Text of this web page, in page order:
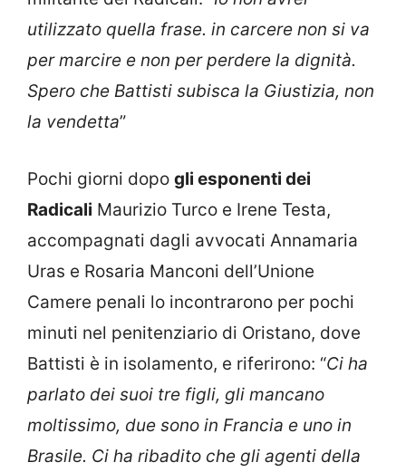
utilizzato quella frase. in carcere non si va
per marcire e non per perdere la dignità.
Spero che Battisti subisca la Giustizia, non
la vendetta”
Pochi giorni dopo gli esponenti dei
Radicali Maurizio Turco e Irene Testa,
accompagnati dagli avvocati Annamaria
Uras e Rosaria Manconi dell’Unione
Camere penali lo incontrarono per pochi
minuti nel penitenziario di Oristano, dove
Battisti è in isolamento, e riferirono: “Ci ha
parlato dei suoi tre figli, gli mancano
moltissimo, due sono in Francia e uno in
Brasile. Ci ha ribadito che gli agenti della